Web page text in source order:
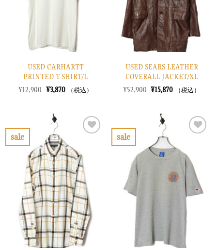
USED CARHARTT
PRINTED T-SHIRT/L
¥12,900 元
は
¥12,900
で
し
た。
¥3,870現
在
で
す。
（税込）
す
る
USED SEARS LEATHER
COVERALL JACKET/XL
¥52,900 元
¥52,900
し
た。
¥15,870現
在
¥15,870
す。
（税込）
sale
入
り
に
す
る
sale
に
入
に